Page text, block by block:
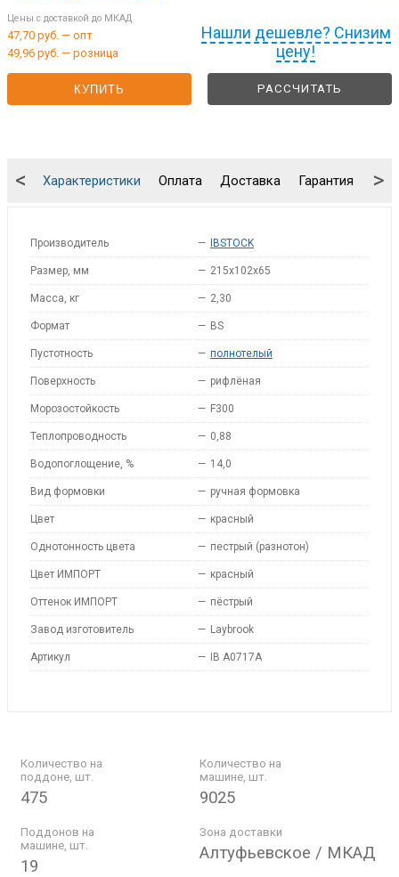
Нашли дешевле? Снизим
цену!
Цены с доставкой до МКАД
47,70 руб. — опт
49,96 руб. — розница
КУПИТЬ РАССЧИТАТЬ
Характеристики Оплата Доставка Гарантия
< >
Производитель — IBSTOCK
Размер, мм — 215x102x65
Масса, кг — 2,30
Формат — BS
Пустотность — полнотелый
Поверхность — рифлёная
Морозостойкость — F300
Теплопроводность — 0,88
Водопоглощение, % — 14,0
Вид формовки — ручная формовка
Цвет — красный
Однотонность цвета — пестрый (разнотон)
Цвет ИМПОРТ — красный
Оттенок ИМПОРТ — пёстрый
Завод изготовитель — Laybrook
Артикул — IB A0717A
Количество на
поддоне, шт.
475
Количество на
машине, шт.
9025
Поддонов на
машине, шт.
19
Зона доставки
Алтуфьевское / МКАД